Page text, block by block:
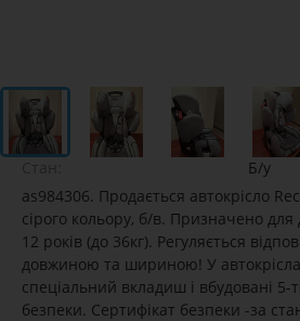
Б/у
as984306. Продається автокрісло
сірого кольору, б/в. Призначено для
12 років (до 36кг). Регуляється
довжиною та шириною! У
спеціальний вкладиш і вбудовані 5-
безпеки. Сертифікат безпеки -за